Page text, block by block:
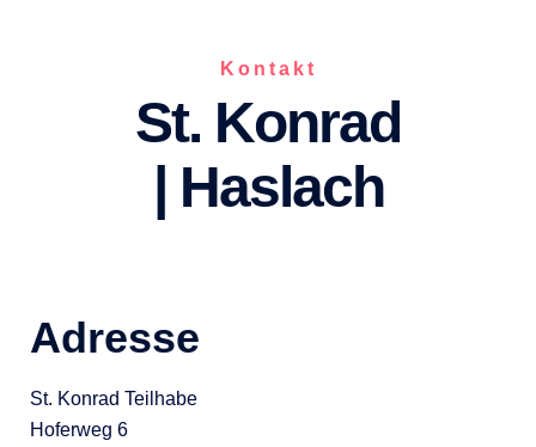
Kontakt
St. Konrad
| Haslach
Adresse
St. Konrad Teilhabe
Hoferweg 6